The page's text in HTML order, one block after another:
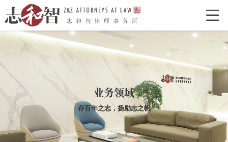

网站首页
律所介绍 律所荣誉 特色型服务
志和智律师
合伙人 执业律师
业务领域
业务领域
存百年之志，扬励志之帆